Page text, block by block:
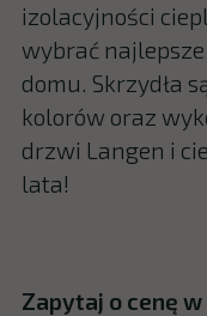
izolacyjności
wybrać
domu. Skrzydła
kolorów oraz
drzwi Langen i
lata!
Zapytaj o cenę